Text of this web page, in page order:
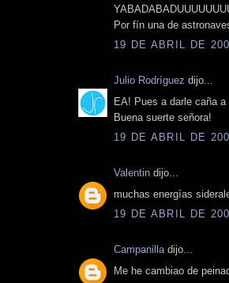
Por fín una de
19 DE ABRIL DE
Julio Rodríguez dijo...
EA! Pues a darle caña a
Buena suerte señora!
19 DE ABRIL DE
Valentin dijo...
muchas energías
19 DE ABRIL DE
Campanilladijo...
Me he cambiao de